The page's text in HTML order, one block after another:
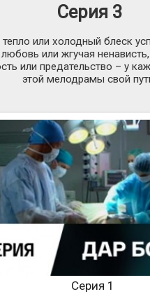
Серия 3
или холодный блеск
или жгучая
или предательство – у
этой мелодрамы свой
Серия 1